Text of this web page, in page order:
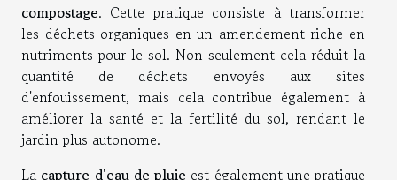
compostage. Cette pratique consiste à transformer
les déchets organiques en un amendement riche en
nutriments pour le sol. Non seulement cela réduit la
quantité de déchets envoyés aux sites
d'enfouissement, mais cela contribue également à
améliorer la santé et la fertilité du sol, rendant le
jardin plus autonome.
La capture d'eau de pluie est également une pratique